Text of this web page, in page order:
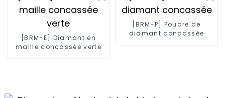
[BRM-E] Diamant en
maille concassée verte
[BRM-P] Poudre de
diamant concassée